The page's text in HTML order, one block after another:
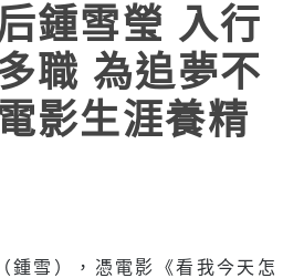
鍾雪瑩 入行
職 為追夢不
影生涯養精
鍾雪），憑電影《看我今天怎